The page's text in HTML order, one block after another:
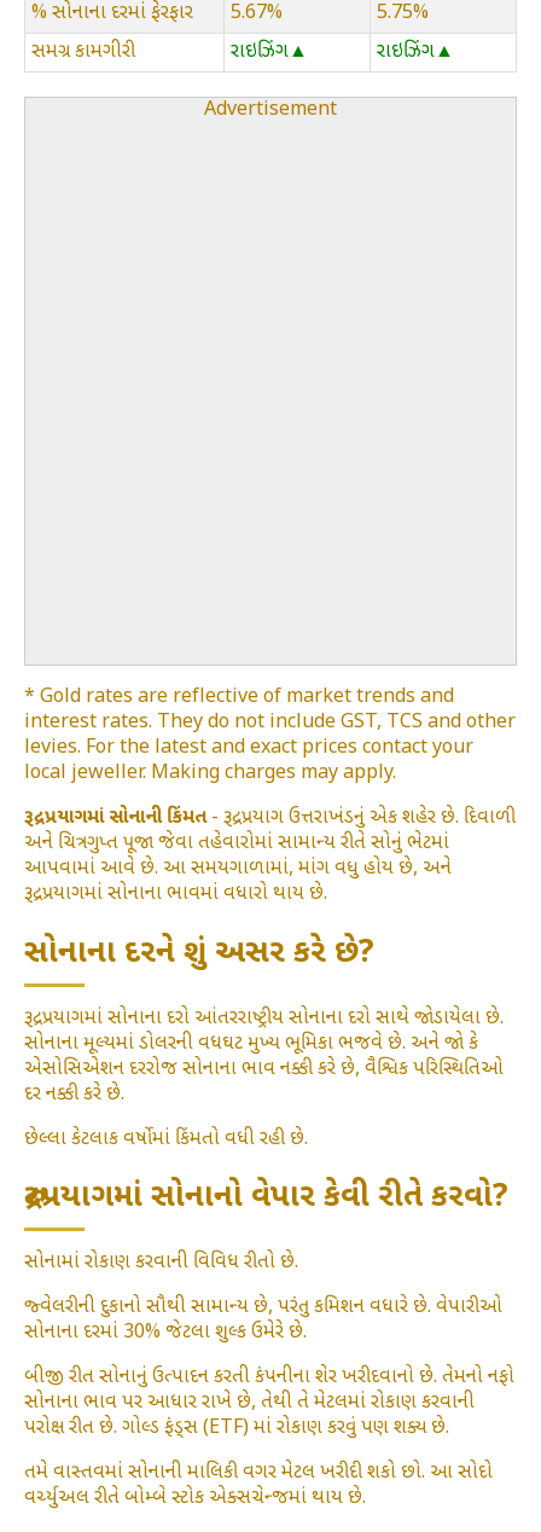
% સોનાના દરમાં ફેરફાર
5.67%
5.75%
સમગ્ર કામગીરી
રાઇઝિંગ▲ રાઇઝિંગ▲
Advertisement
* Gold rates are reflective of market trends and
interest rates. They do not include GST, TCS and other
levies. For the latest and exact prices contact your
local jeweller. Making charges may apply.
રૂદ્રપ્રયાગમાં સોનાની કિંમત- રૂદ્રપ્રયાગ ઉત્તરાખંડનું એક શહેર છે. દિવાળી
અને ચિત્રગુપ્ત પૂજા જેવા તહેવારોમાં સામાન્ય રીતે સોનું ભેટમાં
આપવામાં આવે છે. આ સમયગાળામાં, માંગ વધુ હોય છે, અને
રૂદ્રપ્રયાગમાં સોનાના ભાવમાં વધારો થાય છે.
સોનાના દરને શું અસર કરે છે?
રૂદ્રપ્રયાગમાં સોનાના દરો આંતરરાષ્ટ્રીય સોનાના દરો સાથે જોડાયેલા છે.
સોનાના મૂલ્યમાં ડોલરની વધઘટ મુખ્ય ભૂમિકા ભજવે છે. અને જો કે
એસોસિએશન દરરોજ સોનાના ભાવ નક્કી કરે છે, વૈશ્વિક પરિસ્થિતિઓ
દર નક્કી કરે છે.
છેલ્લા કેટલાક વર્ષોમાં કિંમતો વધી રહી છે.
રુદ્રપ્રયાગમાં સોનાનો વેપાર કેવી રીતે કરવો?
સોનામાં રોકાણ કરવાની વિવિધ રીતો છે.
જ્વેલરીની દુકાનો સૌથી સામાન્ય છે, પરંતુ કમિશન વધારે છે. વેપારીઓ
સોનાના દરમાં 30% જેટલા શુલ્ક ઉમેરે છે.
બીજી રીત સોનાનું ઉત્પાદન કરતી કંપનીના શેર ખરીદવાનો છે. તેમનો નફો
સોનાના ભાવ પર આધાર રાખે છે, તેથી તે મેટલમાં રોકાણ કરવાની
પરોક્ષ રીત છે. ગોલ્ડ ફંડ્સ (ETF) માં રોકાણ કરવું પણ શક્ય છે.
તમે વાસ્તવમાં સોનાની માલિકી વગર મેટલ ખરીદી શકો છો. આ સોદો
વર્ચ્યુઅલ રીતે બોમ્બે સ્ટોક એક્સચેન્જમાં થાય છે.